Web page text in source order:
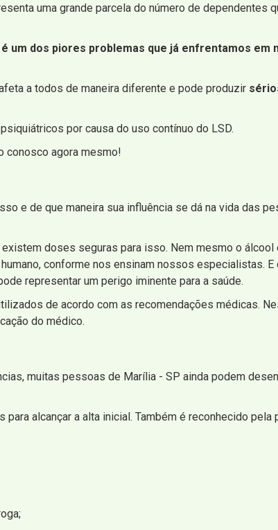
uma grande parcela do número de dependentes
é um dos piores problemas que já enfrentamos em
a todos de maneira diferente e pode produzir
por causa do uso contínuo do LSD.
conosco agora mesmo!
e de que maneira sua influência se dá na vida das
doses seguras para isso. Nem mesmo o álcool
conforme nos ensinam nossos especialistas. E
representar um perigo iminente para a saúde.
de acordo com as recomendações médicas.
do médico.
muitas pessoas de Marília - SP ainda podem
alcançar a alta inicial. Também é reconhecido pela